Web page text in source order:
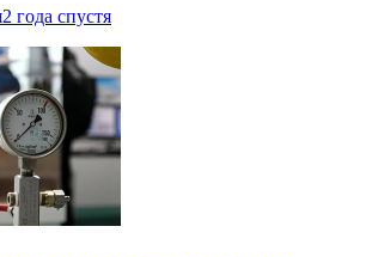
2 года спустя